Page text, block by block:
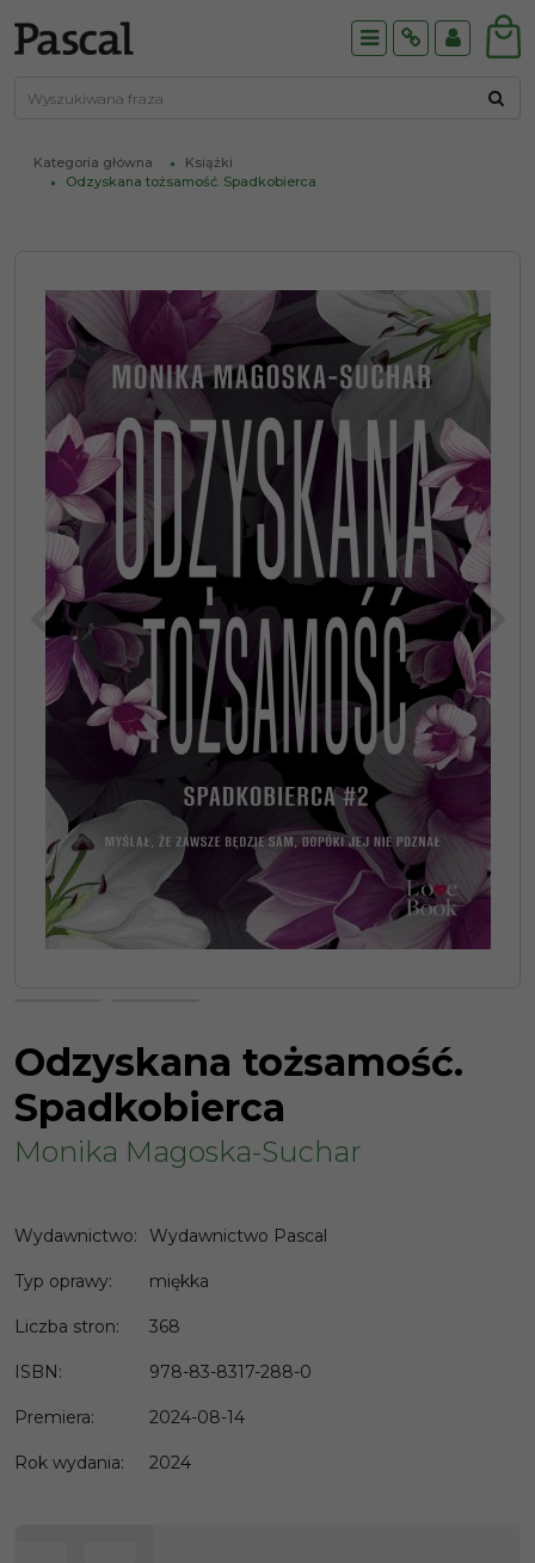
MenuInfoPanel
Kategoria główna
Książki
Odzyskana tożsamość. Spadkobierca
<
Odzyskana tożsamość.
Spadkobierca
Monika Magoska-Suchar
Wydawnictwo: Wydawnictwo Pascal
Typ oprawy: miękka
Liczba stron: 368
ISBN: 978-83-8317-288-0
Premiera: 2024-08-14
Rok wydania: 2024